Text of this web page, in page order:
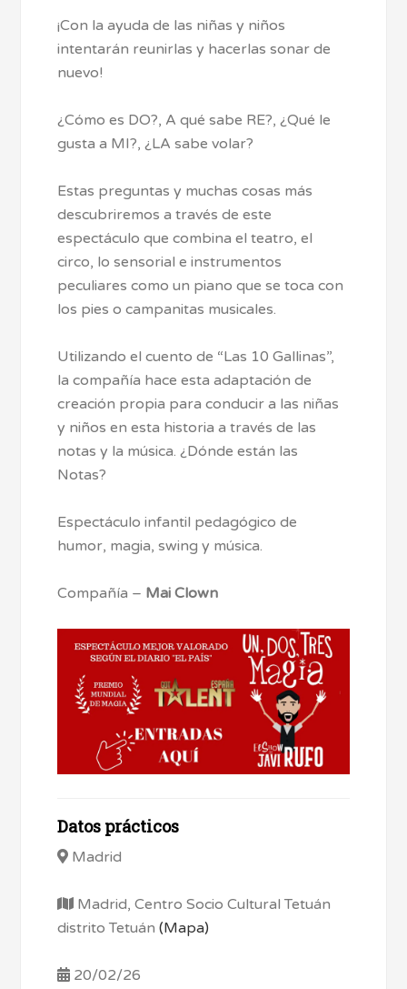
¡Con la ayuda de las niñas y niños
intentarán reunirlas y hacerlas sonar de
nuevo!
¿Cómo es DO?, A qué sabe RE?, ¿Qué le
gusta a MI?, ¿LA sabe volar?
Estas preguntas y muchas cosas más
descubriremos a través de este
espectáculo que combina el teatro, el
circo, lo sensorial e instrumentos
peculiares como un piano que se toca con
los pies o campanitas musicales.
Utilizando el cuento de “Las 10 Gallinas”,
la compañía hace esta adaptación de
creación propia para conducir a las niñas
y niños en esta historia a través de las
notas y la música. ¿Dónde están las
Notas?
Espectáculo infantil pedagógico de
humor, magia, swing y música.
Compañía – Mai Clown
Datos prácticos
Madrid
Madrid, Centro Socio Cultural Tetuán
distrito Tetuán(Mapa)
20/02/26